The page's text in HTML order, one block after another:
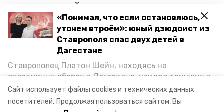
Сайт использует файлы cookies и технических данных
посетителей. Продолжая пользоваться сайтом, Вы
«Понимал, что если остановлюсь,
утонем втроём»: юный дзюдоист из
Ставрополя спас двух детей в
Дагестане
Ставрополец Платон Шейн, находясь на
спортивных сборах в Дегестане, увидел тонущих в
Каспийском море детей и бросился на помощь. По
возвращении домой, отважного мальчика
пригласили в министерство образования края и
в регионе действует программа
«Земский доктор» и целевой набор.В
2020 году на целевое обучение по
образовательным программам высшего
образования Андроповская районная
больница направила троих человек. В
частности, по направлению «Лечебное
дело», «Педиатрия» и